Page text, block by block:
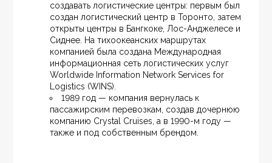
создавать логистические центры: первым был
создан логистический центр в Торонто, затем
открыты центры в Бангкоке, Лос-Анджелесе и
Сиднее. На тихоокеанских маршрутах
компанией была создана Международная
информационная сеть логистических услуг
Worldwide Information Network Services for
Logistics (WINS).
1989 год — компания вернулась к
пассажирским перевозкам, создав дочернюю
компанию Crystal Cruises, а в 1990-м году —
также и под собственным брендом.